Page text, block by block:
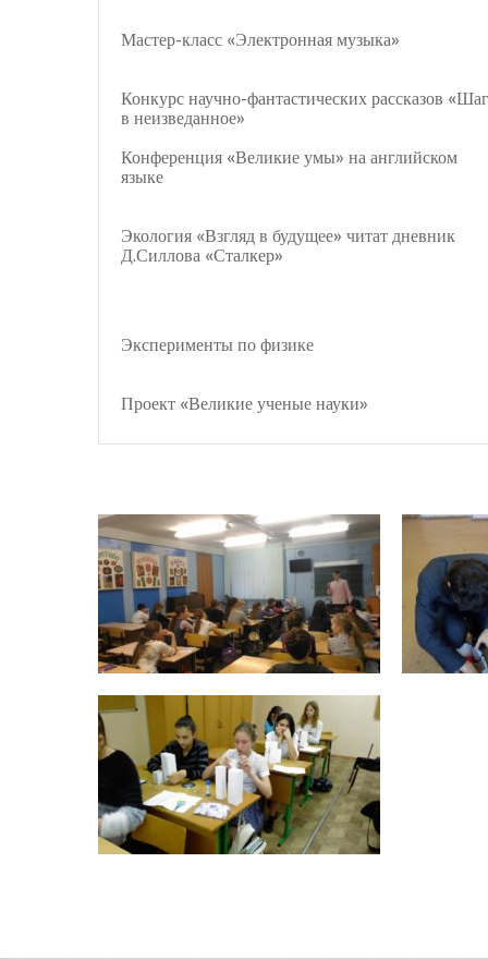
Мастер-класс «Электронная музыка»
Конкурс научно-фантастических рассказов «Шаг
в неизведанное»
Конференция «Великие умы» на английском
языке
Экология «Взгляд в будущее» читат дневник
Д.Силлова «Сталкер»
Эксперименты по физике
Проект «Великие ученые науки»